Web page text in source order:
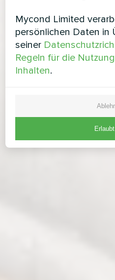
Mycond Limited
persönlichen Daten in
seiner
Regeln für die
Inhalten.